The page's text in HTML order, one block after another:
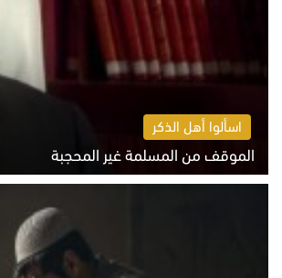
اسألوا أهل الذكر
الموقف من المسلمة غير المحجبة
الخميس 6 أغسطس 2026 10:45 ص